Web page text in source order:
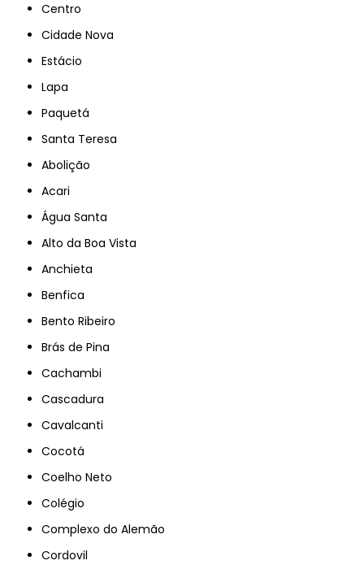
Centro
Cidade Nova
Estácio
Lapa
Paquetá
Santa Teresa
Abolição
Acari
Água Santa
Alto da Boa Vista
Anchieta
Benfica
Bento Ribeiro
Brás de Pina
Cachambi
Cascadura
Cavalcanti
Cocotá
Coelho Neto
Colégio
Complexo do Alemão
Cordovil